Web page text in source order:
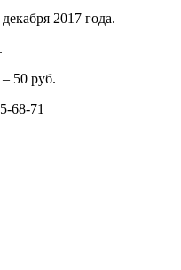
2017 года.
50 руб.
68-71